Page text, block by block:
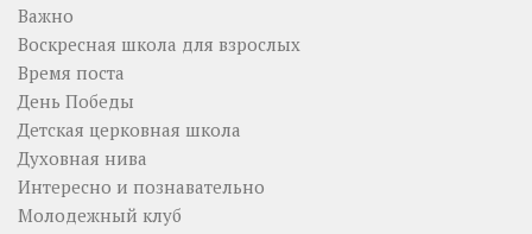
Важно
Воскресная школа для взрослых
Время поста
День Победы
Детская церковная школа
Духовная нива
Интересно и познавательно
Молодежный клуб